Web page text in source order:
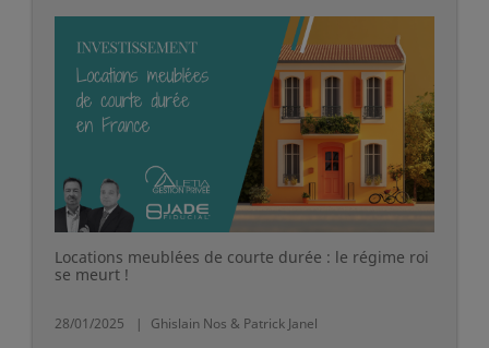
Locations meublées de courte durée : le régime roi
se meurt !
28/01/2025 Ghislain Nos & Patrick Janel